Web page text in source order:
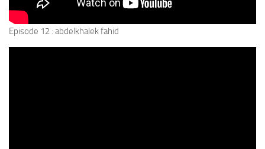
Episode 12 : abdelkhalek fahid